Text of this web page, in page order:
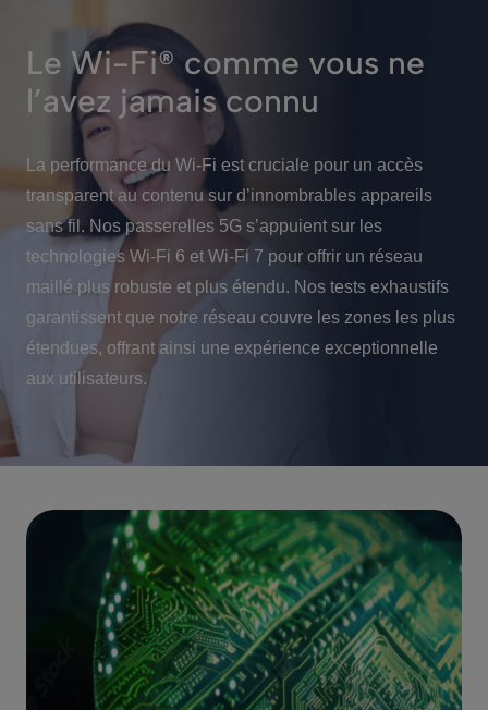
Le Wi-Fi® comme vous ne
l’avez jamais connu
La performance du Wi-Fi est cruciale pour un accès
transparent au contenu sur d’innombrables appareils
sans fil. Nos passerelles 5G s’appuient sur les
technologies Wi-Fi 6 et Wi-Fi 7 pour offrir un réseau
maillé plus robuste et plus étendu. Nos tests exhaustifs
garantissent que notre réseau couvre les zones les plus
étendues, offrant ainsi une expérience exceptionnelle
aux utilisateurs.